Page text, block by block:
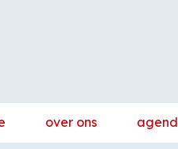
over ons